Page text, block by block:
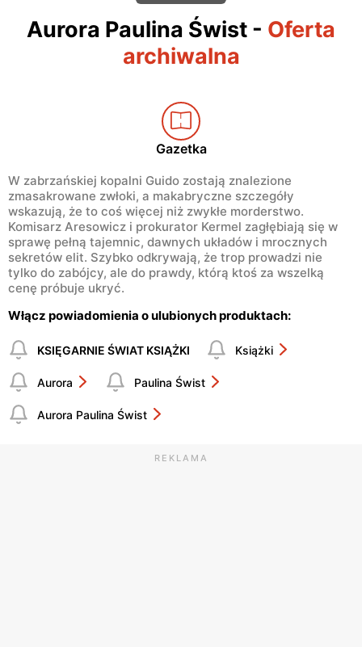
Aurora Paulina Świst - Oferta
archiwalna
Gazetka
W zabrzańskiej kopalni Guido zostają znalezione
zmasakrowane zwłoki, a makabryczne szczegóły
wskazują, że to coś więcej niż zwykłe morderstwo.
Komisarz Aresowicz i prokurator Kermel zagłębiają się w
sprawę pełną tajemnic, dawnych układów i mrocznych
sekretów elit. Szybko odkrywają, że trop prowadzi nie
tylko do zabójcy, ale do prawdy, którą ktoś za wszelką
cenę próbuje ukryć.
Włącz powiadomienia o ulubionych produktach:
KSIĘGARNIE ŚWIAT KSIĄŻKI Książki
Aurora Paulina Świst
Aurora Paulina Świst
REKLAMA